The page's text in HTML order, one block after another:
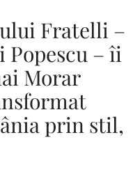
Fratelli –
– îi
Morar
prin stil,